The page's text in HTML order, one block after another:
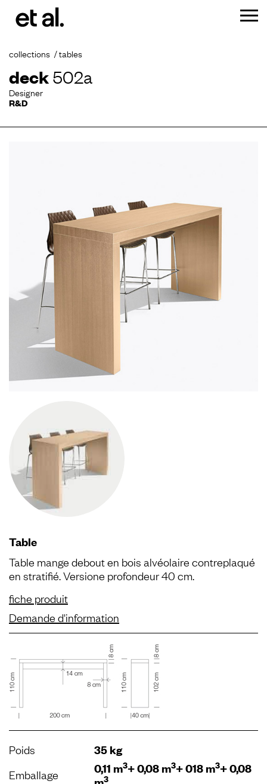
collections tables
deck502a
Designer
R&D
Table
Table mange debout en bois alvéolaire contreplaqué
en stratifié. Versione profondeur 40 cm.
fiche produit
Demande d'information
Poids 35 kg
Emballage 0,11 m3+ 0,08 m3+ 018 m3+ 0,08
3